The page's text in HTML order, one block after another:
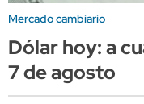
Mercado cambiario
Dólar hoy: a
7 de agosto